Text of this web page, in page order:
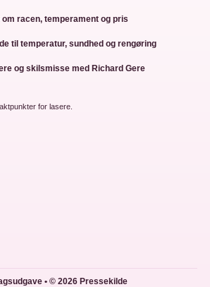
racen, temperament og pris
til temperatur, sundhed og rengøring
og skilsmisse med Richard Gere
for lasere.
• © 2026 Pressekilde